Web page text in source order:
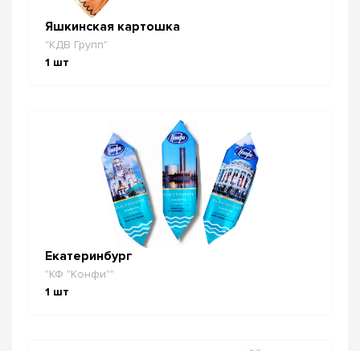
Яшкинская картошка
"КДВ Групп"
1 шт
Екатеринбург
"КФ "Конфи""
1 шт